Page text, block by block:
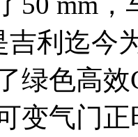
吉利迄今
绿色高效
变气门